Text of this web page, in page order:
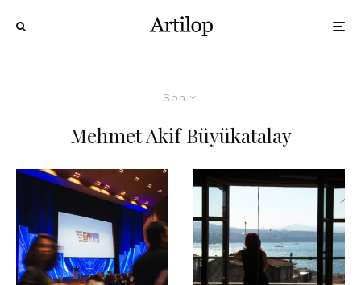
Son
Mehmet Akif Büyükatalay